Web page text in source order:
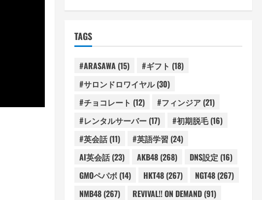
TAGS
#ARASAWA(15) #ギフト (18)
#サロンドロワイヤル(30)
#チョコレート (12) #フィンジア(21)
#レンタルサーバー(17) #初期脱毛(16)
#英会話(11) #英語学習 (24)
AI英会話(23) AKB48(268) DNS設定 (16)
GMOペパボ(14) HKT48(267) NGT48(267)
NMB48(267) REVIVAL!! ON DEMAND(91)